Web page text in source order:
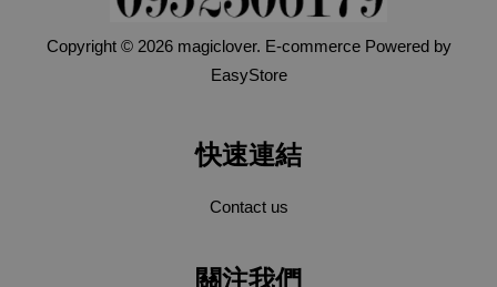
Copyright © 2026 magiclover. E-commerce Powered by
EasyStore
快速連結
Contact us
關注我們